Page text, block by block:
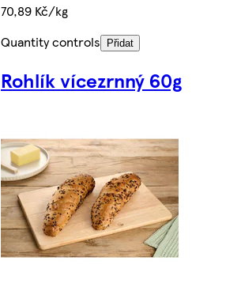
70,89 Kč/kg
Quantity controls
Přidat
Rohlík vícezrnný 60g